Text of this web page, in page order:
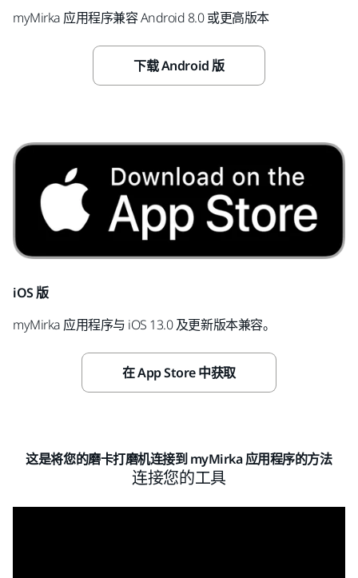
myMirka 应用程序兼容 Android 8.0 或更高版本
下载 Android 版
iOS 版
myMirka 应用程序与 iOS 13.0 及更新版本兼容。
在 App Store 中获取
这是将您的磨卡打磨机连接到 myMirka 应用程序的方法
连接您的工具